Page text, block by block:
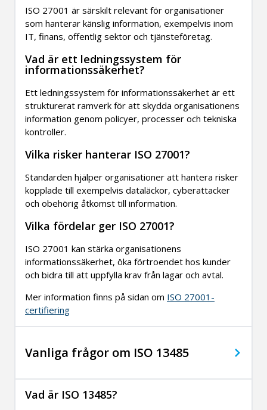
ISO 27001 är särskilt relevant för organisationer
som hanterar känslig information, exempelvis inom
IT, finans, offentlig sektor och tjänsteföretag.
Vad är ett ledningssystem för
informationssäkerhet?
Ett ledningssystem för informationssäkerhet är ett
strukturerat ramverk för att skydda organisationens
information genom policyer, processer och tekniska
kontroller.
Vilka risker hanterar ISO 27001?
Standarden hjälper organisationer att hantera risker
kopplade till exempelvis dataläckor, cyberattacker
och obehörig åtkomst till information.
Vilka fördelar ger ISO 27001?
ISO 27001 kan stärka organisationens
informationssäkerhet, öka förtroendet hos kunder
och bidra till att uppfylla krav från lagar och avtal.
Mer information finns på sidan om ISO 27001-
certifiering
Vanliga frågor om ISO 13485
Vad är ISO 13485?